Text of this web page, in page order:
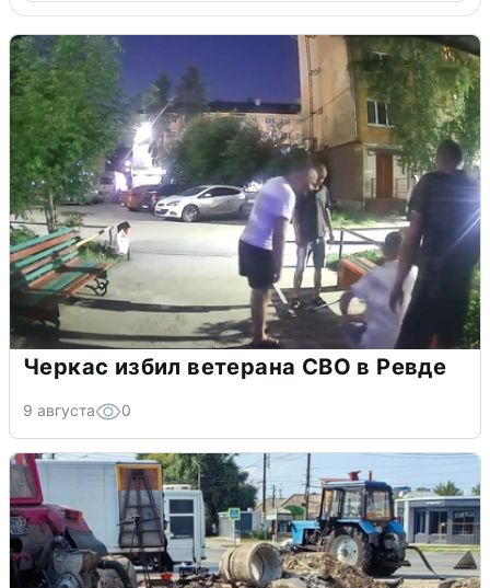
Черкас избил ветерана СВО в Ревде
9 августа 0